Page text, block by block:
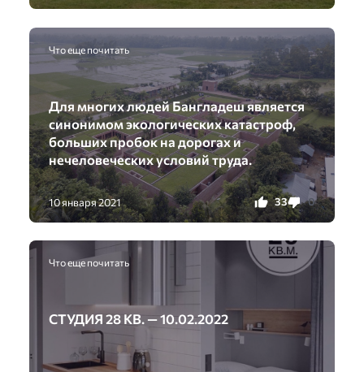
Что еще почитать
Для многих людей Бангладеш является
синонимом экологических катастроф,
больших пробок на дорогах и
нечеловеческих условий труда.
10 января 2021 33 0
Что еще почитать
СТУДИЯ 28 КВ. — 10.02.2022